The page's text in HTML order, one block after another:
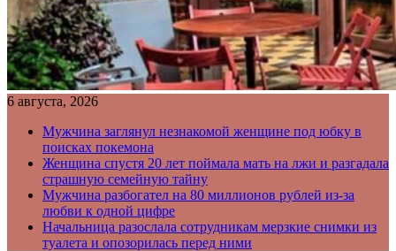
6 августа, 2026
Мужчина заглянул незнакомой женщине под юбку в
поисках покемона
Женщина спустя 20 лет поймала мать на лжи и разгадала
страшную семейную тайну
Мужчина разбогател на 80 миллионов рублей из-за
любви к одной цифре
Начальница разослала сотрудникам мерзкие снимки из
туалета и опозорилась перед ними